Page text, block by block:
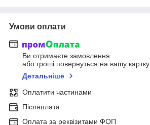
Умови оплати
Ви отримаєте замовлення
або гроші повернуться на вашу картку
Детальніше
Оплатити частинами
Післяплата
Оплата за реквізитами ФОП